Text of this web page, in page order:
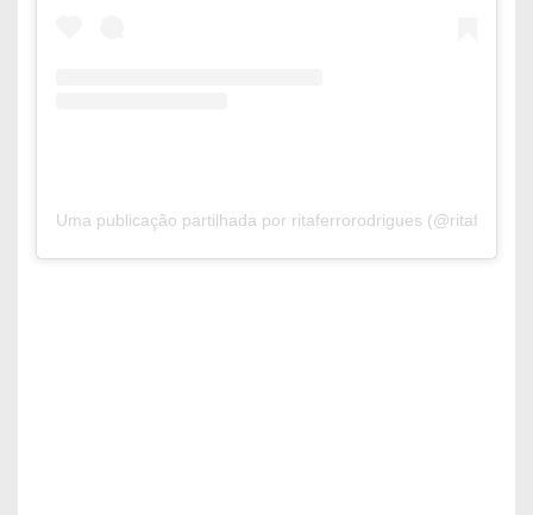
Uma publicação partilhada por ritaferrorodrigues